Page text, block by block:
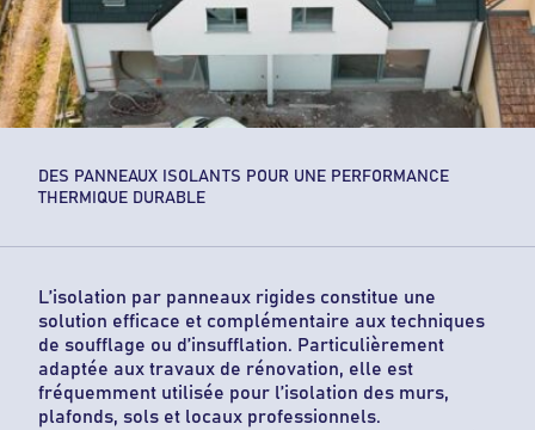
DES PANNEAUX ISOLANTS POUR UNE PERFORMANCE
THERMIQUE DURABLE
L’isolation par panneaux rigides constitue une
solution efficace et complémentaire aux techniques
de soufflage ou d’insufflation. Particulièrement
adaptée aux travaux de rénovation, elle est
fréquemment utilisée pour l’isolation des murs,
plafonds, sols et locaux professionnels.